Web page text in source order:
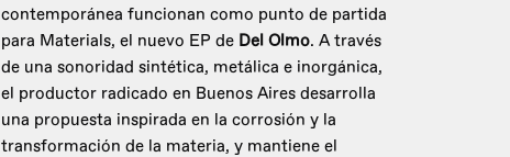
contemporánea funcionan como punto de partida
para Materials, el nuevo EP de Del Olmo. A través
de una sonoridad sintética, metálica e inorgánica,
el productor radicado en Buenos Aires desarrolla
una propuesta inspirada en la corrosión y la
transformación de la materia, y mantiene el